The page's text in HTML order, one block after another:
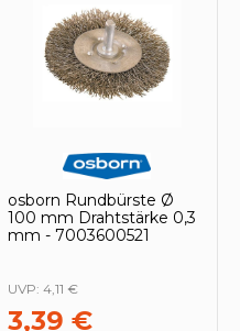
osborn Rundbürste Ø
100 mm Drahtstärke 0,3
mm - 7003600521
3,39 €
UVP: 4,11 €